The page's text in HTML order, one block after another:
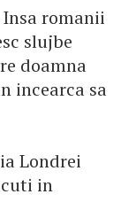
romanii
slujbe
doamna
incearca sa
Londrei
in